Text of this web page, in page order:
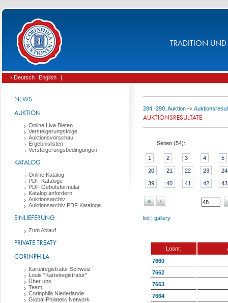
TRADITION UND
› Deutsch English |
NEWS
AUKTION
Online Live Bieten
Versteigerungsfolge
Auktionsvorschau
Ergebnislisten
Versteigerungsbedingungen
KATALOG
Online Katalog
PDF Kataloge
PDF Gebotsformular
Katalog anfordern
Auktionsarchiv
Auktionsarchiv PDF Kataloge
EINLIEFERUNG
Zum Ablauf
PRIVATE TREATY
CORINPHILA
Karteiregistratur Schweiz
Louis "Karteiregistratur"
Über uns
Team
Corinphila Niederlande
Global Philatelic Network
284.-290. Auktion ->
AUKTIONSRESULTATE
Seiten (54):
1 2 3 4 5
20 21 22 23 24
39 40 41 42 43
« ‹
list | gallery
Losnr.
7660
7662
7663
7664